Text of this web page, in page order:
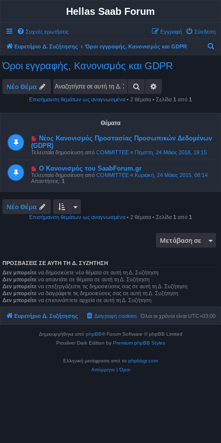
Hellas Saab Forum
Συχνές ερωτήσεις Σύνδεση
Εγγραφή
Ευρετήριο Δ. Συζήτησης Όροι εγγραφής, Κανονισμός και GDPR
Όροι εγγραφής, Κανονισμός και GDPR
Νέο Θέμα Αναζήτηση
Επισήμανση θεμάτων ως αναγνωσμένα • 2 θέματα • Σελίδα 1 από 1
Θέματα
Νέος Κανονισμός Προστασίας Προσωπικών Δεδομένων
(GDPR)
Τελευταία δημοσίευση από COMMITTEE « Πέμπτη, 24 Μάιος 2018, 19:15
Ο Κανονισμός του SaabForum.gr
Τελευταία δημοσίευση από COMMITTEE « Κυριακή, 24 Μάιος 2015, 08:14
Απαντήσεις: 1
Νέο Θέμα
Επισήμανση θεμάτων ως αναγνωσμένα • 2 θέματα • Σελίδα 1 από 1
Μετάβαση σε
ΠΡΟΣΒΆΣΕΙΣ ΣΕ ΑΥΤΉ ΤΗ Δ. ΣΥΖΉΤΗΣΗ
Δεν μπορείτε να δημοσιεύετε νέα θέματα σε αυτή τη Δ. Συζήτηση
Δεν μπορείτε να απαντάτε σε θέματα σε αυτή τη Δ. Συζήτηση
Δεν μπορείτε να επεξεργάζεστε τις δημοσιεύσεις σας σε αυτή τη Δ. Συζήτηση
Δεν μπορείτε να διαγράφετε τις δημοσιεύσεις σας σε αυτή τη Δ. Συζήτηση
Δεν μπορείτε να επισυνάπτετε αρχεία σε αυτή τη Δ. Συζήτηση
Ευρετήριο Δ. Συζήτησης Όλοι οι χρόνοι είναι UTC+03:00
Διαγραφή cookies
Δημιουργήθηκε από phpBB® Forum Software © phpBB Limited
Prosilver Dark Edition by Premium phpBB Styles
Ελληνική μετάφραση από το phpbbgr.com
Απόρρητο |Όροι